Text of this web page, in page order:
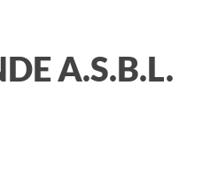
A.S.B.L.